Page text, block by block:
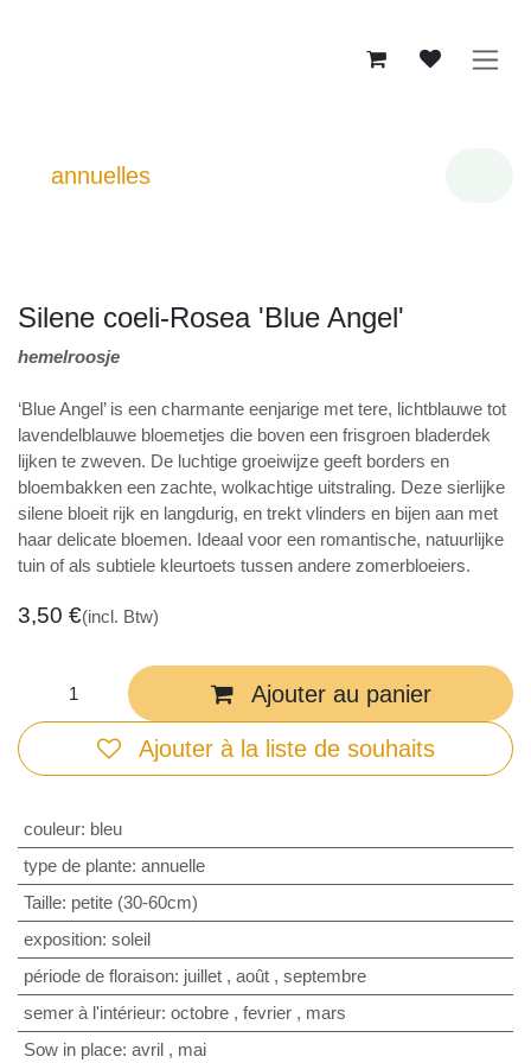
annuelles
Silene coeli-Rosea 'Blue Angel'
hemelroosje
‘Blue Angel’ is een charmante eenjarige met tere, lichtblauwe tot
lavendelblauwe bloemetjes die boven een frisgroen bladerdek
lijken te zweven. De luchtige groeiwijze geeft borders en
bloembakken een zachte, wolkachtige uitstraling. Deze sierlijke
silene bloeit rijk en langdurig, en trekt vlinders en bijen aan met
haar delicate bloemen. Ideaal voor een romantische, natuurlijke
tuin of als subtiele kleurtoets tussen andere zomerbloeiers.
3,50 €(incl. Btw)
Ajouter au panier
Ajouter à la liste de souhaits
couleur: bleu
type de plante: annuelle
Taille: petite (30-60cm)
exposition: soleil
période de floraison: juillet, août, septembre
semer à l'intérieur: octobre, fevrier, mars
Sow in place: avril, mai